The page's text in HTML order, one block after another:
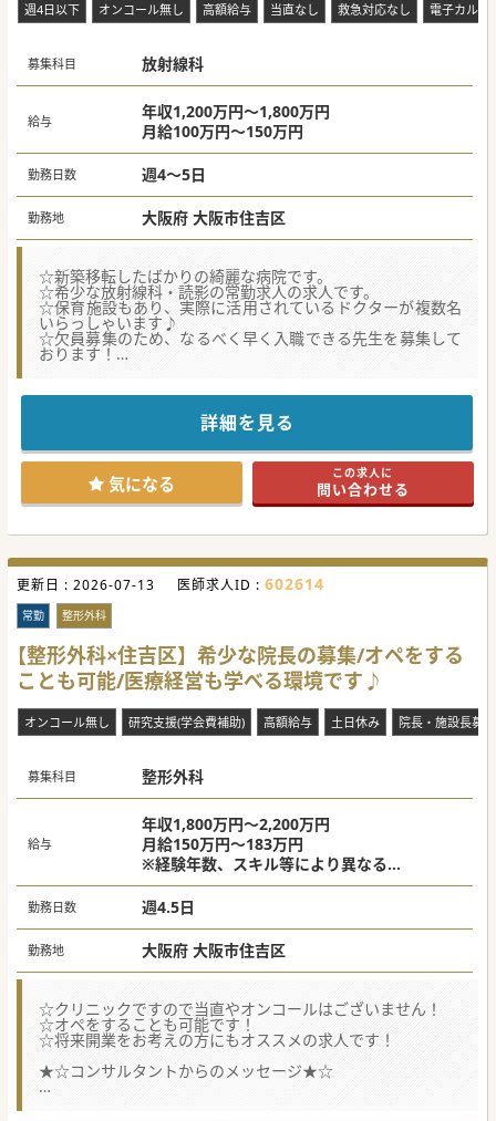
【業務内容】
■外来のみや、訪問診療をミックスした働き方等、業務内容
のバランスは柔軟にアレンジすることができます。
可能ですので、家庭やプライベートとの両立を叶えたい先生
にも無理なくご勤務いただけるかと存じます。
#秋入職可
週4日以下 オンコール無し 高額給与 当直なし 救急対応なし 電子カルテ
募集科目 放射線科
給与
年収1,200万円～1,800万円
月給100万円～150万円
勤務日数 週4～5日
勤務地 大阪府 大阪市住吉区
☆新築移転したばかりの綺麗な病院です。
☆希少な放射線科・読影の常勤求人の求人です。
☆保育施設もあり、実際に活用されているドクターが複数名
いらっしゃいます♪
☆欠員募集のため、なるべく早く入職できる先生を募集して
おります！
#秋入職可
詳細を見る
気になる この求人に
問い合わせる
更新日 : 2026-07-13 医師求人ID : 602614
常勤 整形外科
【整形外科×住吉区】希少な院長の募集/オペをする
ことも可能/医療経営も学べる環境です♪
オンコール無し 研究支援(学会費補助) 高額給与 土日休み 院長・施設長募集
募集科目 整形外科
給与
年収1,800万円～2,200万円
月給150万円～183万円
※経験年数、スキル等により異なる
※オペを実施される場合、診療報酬の30％を
別途支給
勤務日数 週4.5日
勤務地 大阪府 大阪市住吉区
☆クリニックですので当直やオンコールはございません！
☆オペをすることも可能です！
☆将来開業をお考えの方にもオススメの求人です！
★☆コンサルタントからのメッセージ★☆